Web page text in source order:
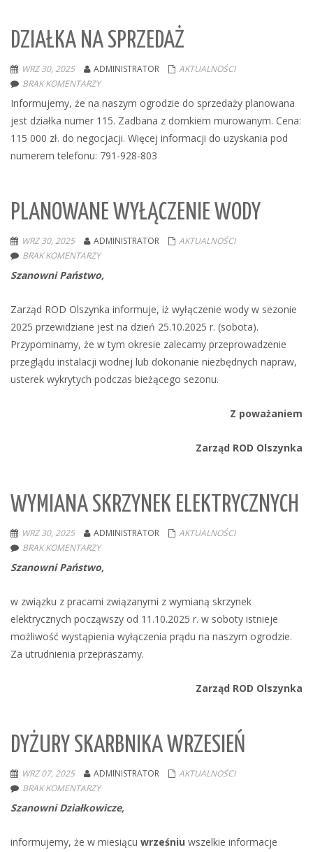
DZIAŁKA NA SPRZEDAŻ
WRZ 30, 2025 ADMINISTRATOR
AKTUALNOŚCI
BRAK KOMENTARZY
Informujemy, że na naszym ogrodzie do sprzedaży planowana
jest działka numer 115. Zadbana z domkiem murowanym. Cena:
115 000 zł. do negocjacji. Więcej informacji do uzyskania pod
numerem telefonu: 791-928-803
PLANOWANE WYŁĄCZENIE WODY
WRZ 30, 2025 ADMINISTRATOR
AKTUALNOŚCI
BRAK KOMENTARZY
Szanowni Państwo,
Zarząd ROD Olszynka informuje, iż wyłączenie wody w sezonie
2025 przewidziane jest na dzień 25.10.2025 r. (sobota).
Przypominamy, że w tym okresie zalecamy przeprowadzenie
przeglądu instalacji wodnej lub dokonanie niezbędnych napraw,
usterek wykrytych podczas bieżącego sezonu.
Z poważaniem
Zarząd ROD Olszynka
WYMIANA SKRZYNEK ELEKTRYCZNYCH
WRZ 30, 2025 ADMINISTRATOR
AKTUALNOŚCI
BRAK KOMENTARZY
Szanowni Państwo,
w związku z pracami związanymi z wymianą skrzynek
elektrycznych począwszy od 11.10.2025 r. w soboty istnieje
możliwość wystąpienia wyłączenia prądu na naszym ogrodzie.
Za utrudnienia przepraszamy.
Zarząd ROD Olszynka
DYŻURY SKARBNIKA WRZESIEŃ
WRZ 07, 2025 ADMINISTRATOR
AKTUALNOŚCI
BRAK KOMENTARZY
Szanowni Działkowicze,
informujemy, że w miesiącu wrześniu wszelkie informacje